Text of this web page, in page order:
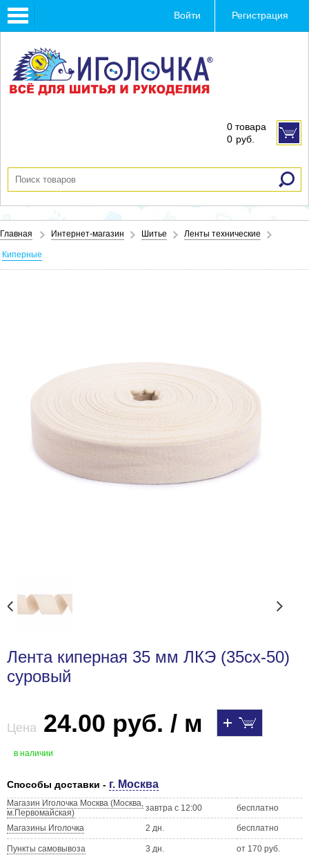
Toggle
navigation
Войти Регистрация
0 товара
0 руб.
Главная Интернет-магазин Шитье Ленты технические
Киперные
Лента киперная 35 мм ЛКЭ (35сх-50)
суровый
Цена 24.00 руб. / м
в наличии
Способы доставки - г. Москва
Магазин Иголочка Москва (Москва,
м.Первомайская)
завтра с 12:00 бесплатно
Магазины Иголочка 2 дн. бесплатно
Пункты самовывоза 3 дн. от 170 руб.